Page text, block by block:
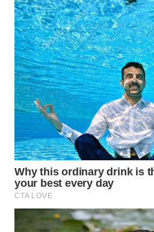
WN
CIANJUR
WN
KEPULAUAN
SERIBU
WN
TANGERANG
WN
BINJAI
WN
CIREBON